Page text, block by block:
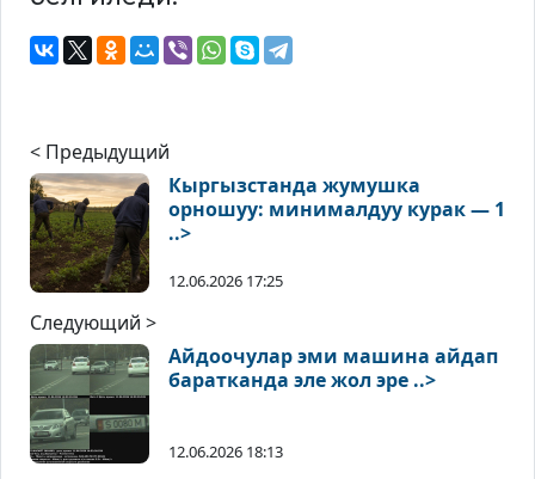
< Предыдущий
Кыргызстанда жумушка
орношуу: минималдуу курак — 1
..>
12.06.2026 17:25
Следующий >
Айдоочулар эми машина айдап
баратканда эле жол эре ..>
12.06.2026 18:13